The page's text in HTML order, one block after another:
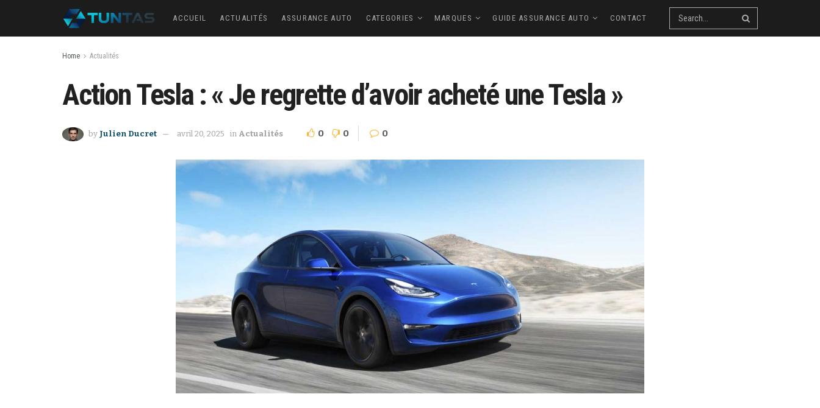
ACCUEIL ACTUALITÉS ASSURANCE AUTO CATEGORIES MARQUES GUIDE ASSURANCE AUTO CONTACT
Home Actualités
Action Tesla : « Je regrette d’avoir acheté une Tesla »
by Julien Ducret avril 20, 2025 in Actualités 0 0 0